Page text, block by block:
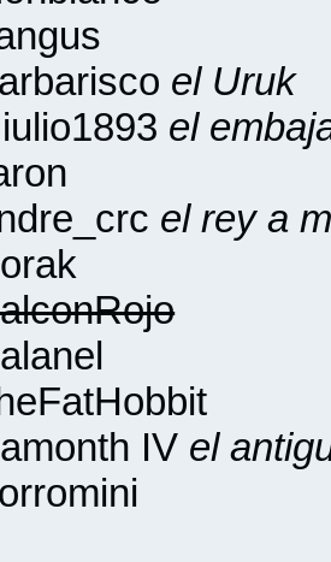
el Uruk
el
el rey a
IV el